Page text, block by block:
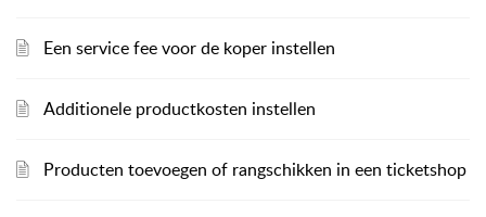
Een service fee voor de koper instellen
Additionele productkosten instellen
Producten toevoegen of rangschikken in een ticketshop